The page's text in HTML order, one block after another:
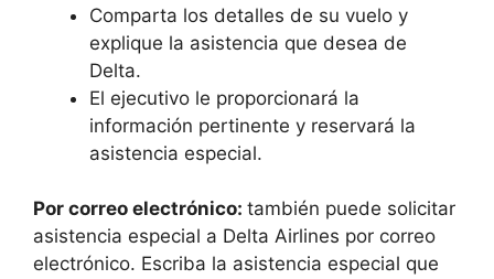
Comparta los detalles de su vuelo y
explique la asistencia que desea de
Delta.
El ejecutivo le proporcionará la
información pertinente y reservará la
asistencia especial.
Por correo electrónico: también puede solicitar
asistencia especial a Delta Airlines por correo
electrónico. Escriba la asistencia especial que